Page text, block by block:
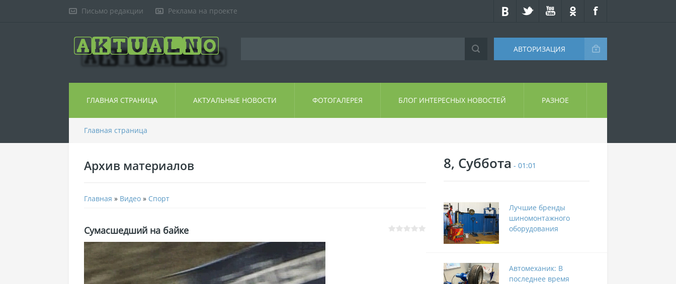
Письмо редакции Реклама на проекте
АВТОРИЗАЦИЯ
ГЛАВНАЯ СТРАНИЦА АКТУАЛЬНЫЕ НОВОСТИ ФОТОГАЛЕРЕЯ БЛОГ ИНТЕРЕСНЫХ НОВОСТЕЙ РАЗНОЕ
Главная страница
Архив материалов
Главная » Видео » Спорт
Сумасшедший на байке
8, Суббота - 01:01
Лучшие бренды
шиномонтажного
оборудования
Автомеханик: В
последнее время